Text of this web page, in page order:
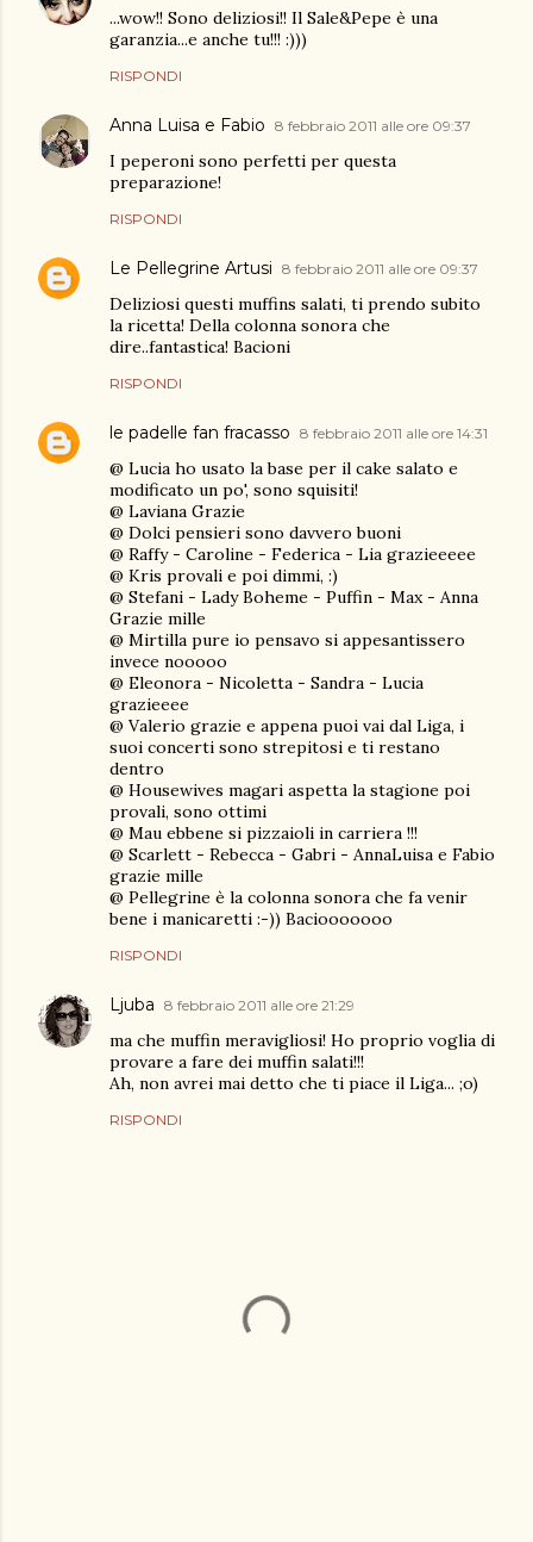
...wow!! Sono deliziosi!! Il Sale&Pepe è una
garanzia...e anche tu!!! :)))
RISPONDI
Anna Luisa e Fabio 8 febbraio 2011 alle ore 09:37
I peperoni sono perfetti per questa
preparazione!
RISPONDI
Le Pellegrine Artusi 8 febbraio 2011 alle ore 09:37
Deliziosi questi muffins salati, ti prendo subito
la ricetta! Della colonna sonora che
dire..fantastica! Bacioni
RISPONDI
le padelle fan fracasso 8 febbraio 2011 alle ore 14:31
@ Lucia ho usato la base per il cake salato e
modificato un po', sono squisiti!
@ Laviana Grazie
@ Dolci pensieri sono davvero buoni
@ Raffy - Caroline - Federica - Lia grazieeeee
@ Kris provali e poi dimmi, :)
@ Stefani - Lady Boheme - Puffin - Max - Anna
Grazie mille
@ Mirtilla pure io pensavo si appesantissero
invece nooooo
@ Eleonora - Nicoletta - Sandra - Lucia
grazieeee
@ Valerio grazie e appena puoi vai dal Liga, i
suoi concerti sono strepitosi e ti restano
dentro
@ Housewives magari aspetta la stagione poi
provali, sono ottimi
@ Mau ebbene si pizzaioli in carriera !!!
@ Scarlett - Rebecca - Gabri - AnnaLuisa e Fabio
grazie mille
@ Pellegrine è la colonna sonora che fa venir
bene i manicaretti :-)) Baciooooooo
RISPONDI
Ljuba 8 febbraio 2011 alle ore 21:29
ma che muffin meravigliosi! Ho proprio voglia di
provare a fare dei muffin salati!!!
Ah, non avrei mai detto che ti piace il Liga... ;o)
RISPONDI